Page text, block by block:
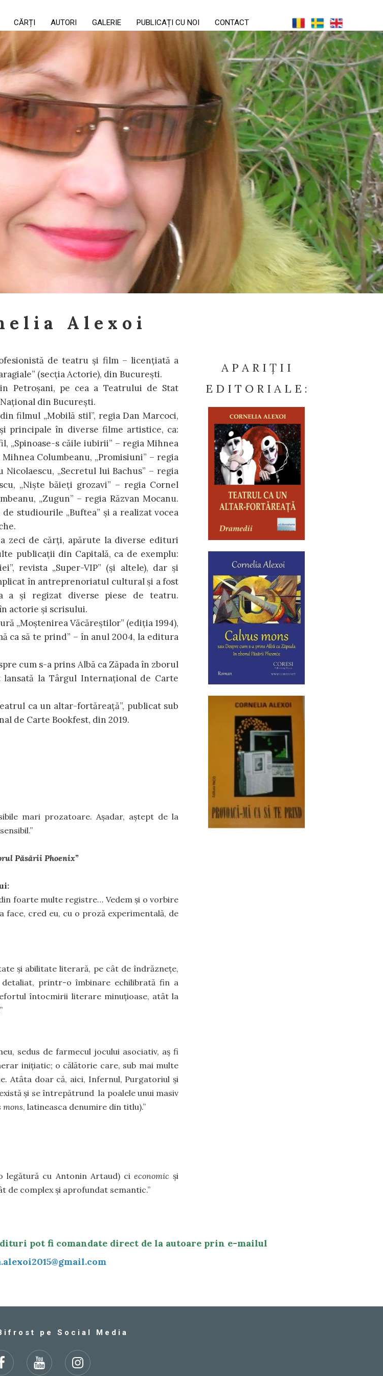
pot fi comandate direct de la autoare prin e-mailul
de teatru și film – licențiată a
(secția Actorie), din București.
Petroșani, pe cea a Teatrului de Stat
din București.
filmul „Mobilă stil”, regia Dan Marcoci,
principale în diverse filme artistice, ca:
„Spinoase-s căile iubirii” – regia Mihnea
Columbeanu, „Promisiuni” – regia
„Secretul lui Bachus” – regia
„Niște băieți grozavi” – regia Cornel
„Zugun” – regia Răzvan Mocanu.
studiourile „Buftea” și a realizat vocea
zeci de cărți, apărute la diverse edituri
publicații din Capitală, ca de exemplu:
revista „Super-VIP” (și altele), dar și
în antreprenoriatul cultural și a fost
a și regizat diverse piese de teatru.
actorie și scrisului.
„Moștenirea Văcăreștilor” (ediția 1994),
ca să te prind” – în anul 2004, la editura
cum s-a prins Albă ca Zăpada în zborul
lansată la Târgul Internațional de Carte
ca un altar-fortăreață”, publicat sub
de Carte Bookfest, din 2019.
mari prozatoare. Așadar, aștept de la
Păsării Phoenix”
foarte multe registre… Vedem și o vorbire
cred eu, cu o proză experimentală, de
și abilitate literară, pe cât de îndrăznețe,
printr-o îmbinare echilibrată fin a
întocmirii literare minuțioase, atât la
sedus de farmecul jocului asociativ, aș fi
inițiatic; o călătorie care, sub mai multe
Atâta doar că, aici, Infernul, Purgatoriul și
și se întrepătrund la poalele unui masiv
mons, latineasca denumire din titlu).”
legătură cu Antonin Artaud) ci economic și
de complex și aprofundat semantic.”
A P A R I Ț I I
E D I T O R I A L E :
e l i a A l e x o i
CĂRȚI AUTORI GALERIE PUBLICAȚI CU NOI CONTACT
i f r o s t p e S o c i a l M e d i a